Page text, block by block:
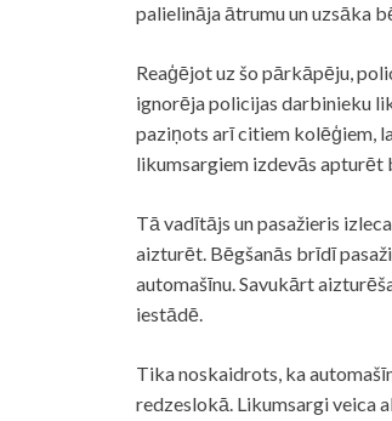
palielināja ātrumu un uzsāka
Reaģējot uz šo pārkāpēju,
ignorēja policijas darbinieku
paziņots arī citiem kolēģiem,
likumsargiem izdevās apturēt
Tā vadītājs un pasažieris
aizturēt. Bēgšanās brīdī
automašīnu. Savukārt
iestādē.
Tika noskaidrots, ka
redzeslokā. Likumsargi veica